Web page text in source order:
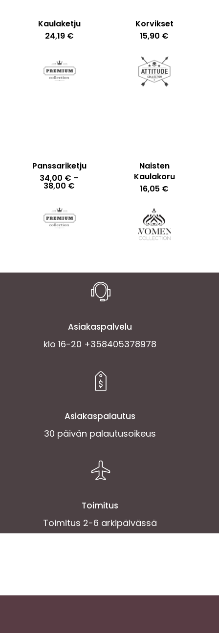
Kaulaketju
24,19 €
Korvikset
15,90 €
Panssariketju
34,00 € –
38,00 €
Naisten
Kaulakoru
16,05 €
Asiakaspalvelu
klo 16-20 +358405378978
Asiakaspalautus
30 päivän palautusoikeus
Toimitus
Toimitus 2-6 arkipäivässä